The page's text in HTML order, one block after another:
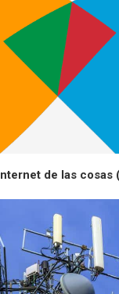
de las cosas